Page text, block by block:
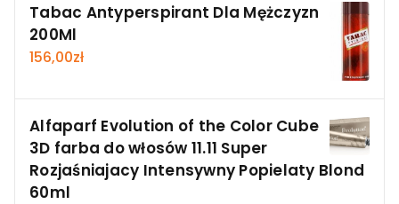
Tabac Antyperspirant Dla Mężczyzn
200Ml
156,00zł
Alfaparf Evolution of the Color Cube
3D farba do włosów 11.11 Super
Rozjaśniajacy Intensywny Popielaty Blond
60ml